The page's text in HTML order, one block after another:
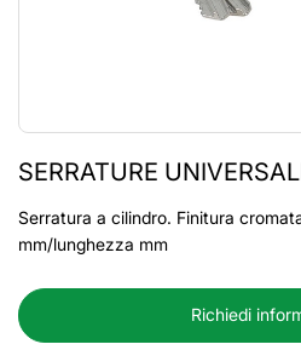
SERRATURE
Serratura a cilindro. Finitura
mm/lunghezza mm
Richiedi